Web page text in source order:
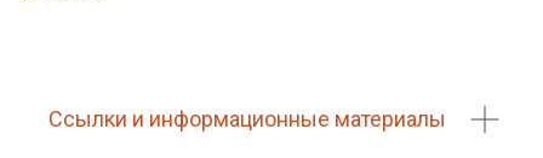
Ссылки и информационные материалы